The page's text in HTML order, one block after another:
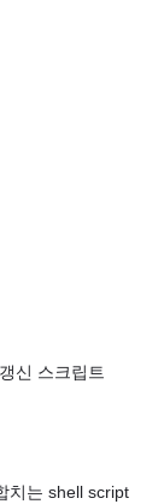
신 스크립트
치는 shell script